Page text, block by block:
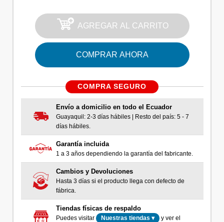
AGREGAR AL CARRITO
COMPRAR AHORA
COMPRA SEGURO
Envío a domicilio en todo el Ecuador
Guayaquil: 2-3 días hábiles | Resto del país: 5 - 7
días hábiles.
Garantía incluida
1 a 3 años dependiendo la garantía del fabricante.
Cambios y Devoluciones
Hasta 3 días si el producto llega con defecto de
fábrica.
Tiendas físicas de respaldo
Puedes visitar Nuestras tiendas ▾
y ver el